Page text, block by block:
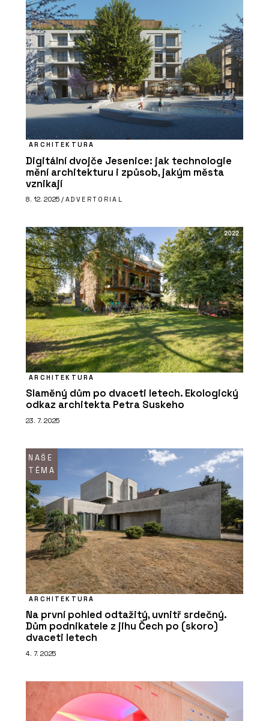
ARCHITEKTURA
Digitální dvojče Jesenice: jak technologie
mění architekturu i způsob, jakým města
vznikají
8. 12. 2025 / ADVERTORIAL
ARCHITEKTURA
Slaměný dům po dvaceti letech. Ekologický
odkaz architekta Petra Suskeho
23. 7. 2025
NAŠE
TÉMA
ARCHITEKTURA
Na první pohled odtažitý, uvnitř srdečný.
Dům podnikatele z jihu Čech po (skoro)
dvaceti letech
4. 7. 2025